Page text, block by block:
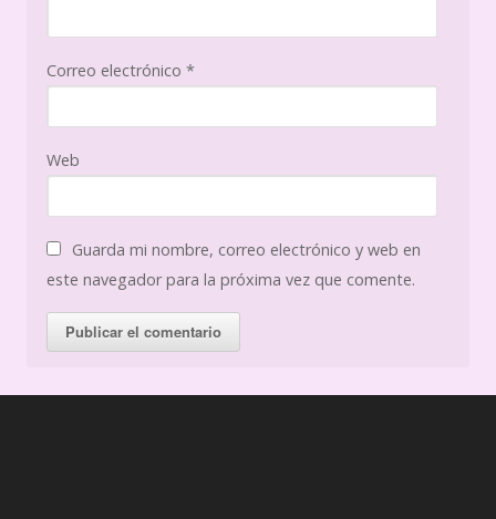
Correo electrónico *
Web
Guarda mi nombre, correo electrónico y web en
este navegador para la próxima vez que comente.